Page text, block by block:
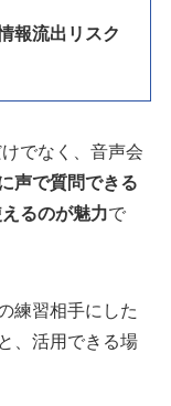
報流出リスク
でなく、音声会
声で質問できる
るのが魅力で
練習相手にした
、活用できる場